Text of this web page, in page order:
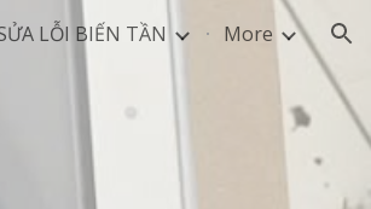
LỖI BIẾN TẦN More